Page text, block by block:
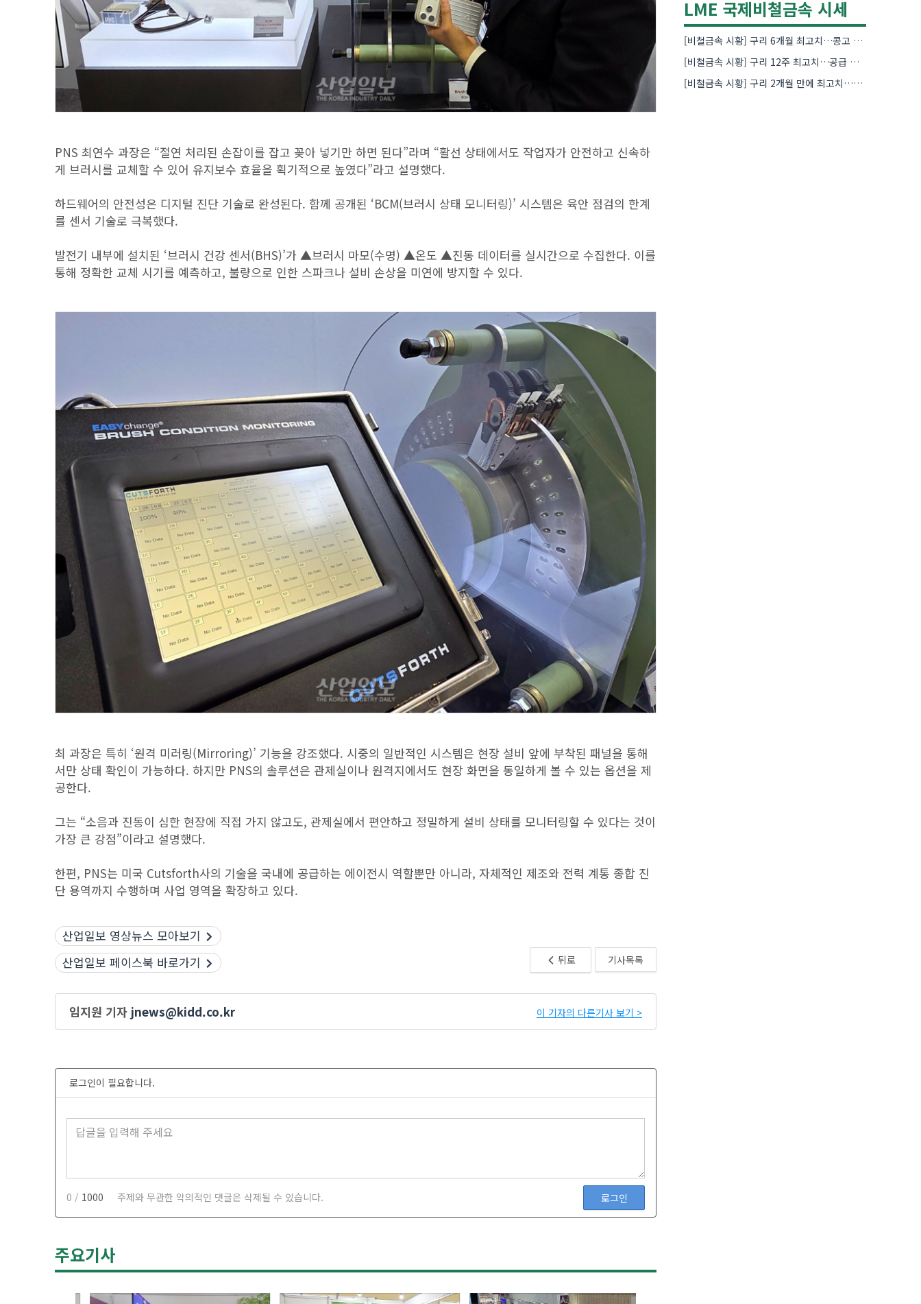
PNS 최연수 과장은 “절연 처리된 손잡이를 잡고 꽂아 넣기만 하면 된다”라며 “활선 상태에서도 작업자가 안전하고 신속하
게 브러시를 교체할 수 있어 유지보수 효율을 획기적으로 높였다”라고 설명했다.
하드웨어의 안전성은 디지털 진단 기술로 완성된다. 함께 공개된 ‘BCM(브러시 상태 모니터링)’ 시스템은 육안 점검의 한계
를 센서 기술로 극복했다.
발전기 내부에 설치된 ‘브러시 건강 센서(BHS)’가 ▲브러시 마모(수명) ▲온도 ▲진동 데이터를 실시간으로 수집한다. 이를
통해 정확한 교체 시기를 예측하고, 불량으로 인한 스파크나 설비 손상을 미연에 방지할 수 있다.
최 과장은 특히 ‘원격 미러링(Mirroring)’ 기능을 강조했다. 시중의 일반적인 시스템은 현장 설비 앞에 부착된 패널을 통해
서만 상태 확인이 가능하다. 하지만 PNS의 솔루션은 관제실이나 원격지에서도 현장 화면을 동일하게 볼 수 있는 옵션을 제
공한다.
그는 “소음과 진동이 심한 현장에 직접 가지 않고도, 관제실에서 편안하고 정밀하게 설비 상태를 모니터링할 수 있다는 것이
가장 큰 강점”이라고 설명했다.
한편, PNS는 미국 Cutsforth사의 기술을 국내에 공급하는 에이전시 역할뿐만 아니라, 자체적인 제조와 전력 계통 종합 진
단 용역까지 수행하며 사업 영역을 확장하고 있다.
뒤로 기사목록
산업일보 영상뉴스 모아보기
산업일보 페이스북 바로가기
임지원 기자 jnews@kidd.co.kr 이 기자의 다른기사 보기 >
로그인이 필요합니다.
0 / 1000 주제와 무관한 악의적인 댓글은 삭제될 수 있습니다. 로그인
주요기사
LME 국제비철금속 시세
[비철금속 시황] 구리 6개월 최고치…콩고 수출 규제에 공급 우려 확대
[비철금속 시황] 구리 12주 최고치…공급 부족 우려에 강세
[비철금속 시황] 구리 2개월 만에 최고치…재고 감소에 공급 부족 우려 확대